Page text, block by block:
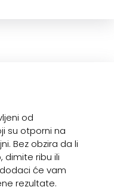
od
su otporni na
Bez obzira da li
dimite ribu ili
će vam
rezultate.